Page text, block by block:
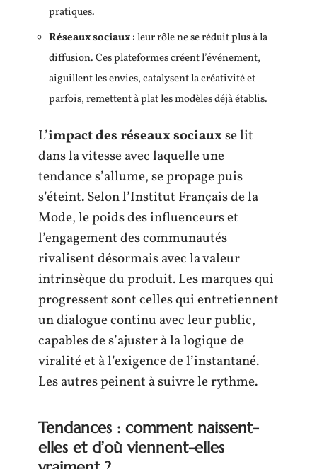
pratiques.
Réseaux sociaux: leur rôle ne se réduit plus à la
diffusion. Ces plateformes créent l’événement,
aiguillent les envies, catalysent la créativité et
parfois, remettent à plat les modèles déjà établis.
L’impact des réseaux sociauxse lit
dans la vitesse avec laquelle une
tendance s’allume, se propage puis
s’éteint. Selon l’Institut Français de la
Mode, le poids des influenceurs et
l’engagement des communautés
rivalisent désormais avec la valeur
intrinsèque du produit. Les marques qui
progressent sont celles qui entretiennent
un dialogue continu avec leur public,
capables de s’ajuster à la logique de
viralité et à l’exigence de l’instantané.
Les autres peinent à suivre le rythme.
Tendances : comment naissent-
elles et d’où viennent-elles